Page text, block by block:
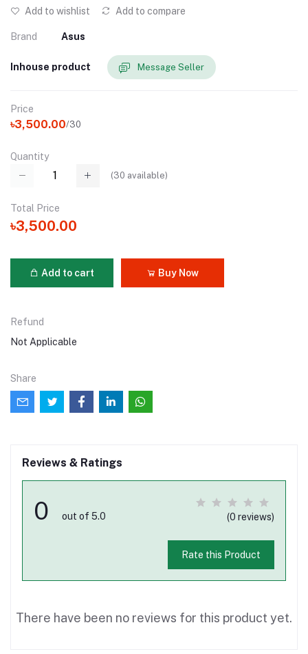
Add to wishlist Add to compare
Brand Asus
Inhouse product Message Seller
Price
৳3,500.00/30
Quantity
(30 available)
Total Price
৳3,500.00
Add to cart Buy Now
Refund
Not Applicable
Share
Reviews & Ratings
0 out of 5.0 (0 reviews)
Rate this Product
There have been no reviews for this product yet.